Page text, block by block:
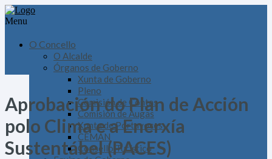
Menu
O Concello
O Alcalde
Órganos de Goberno
Xunta de Goberno
Pleno
Comisión de Contas
Comisión de Augas
Xunta de Portavoces
CEMAN
Consello Turístico
Aprobación do Plan de Acción
polo Clima e a Enerxía
Sustentábel (PACES)